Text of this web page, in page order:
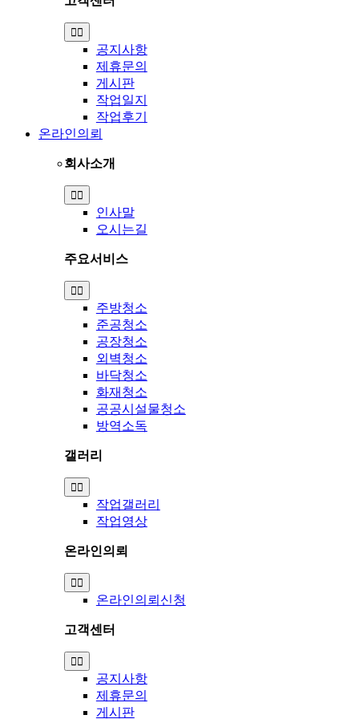
Toggle
Navigation
공지사항
제휴문의
게시판
작업일지
작업후기
온라인의뢰
회사소개
Toggle
Navigation
인사말
오시는길
주요서비스
Toggle
Navigation
주방청소
준공청소
공장청소
외벽청소
바닥청소
화재청소
공공시설물청소
방역소독
갤러리
Toggle
Navigation
작업갤러리
작업영상
온라인의뢰
Toggle
Navigation
온라인의뢰신청
고객센터
Toggle
Navigation
공지사항
제휴문의
게시판